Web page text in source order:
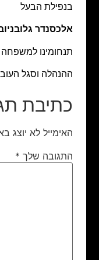
בנפילת הבעל
אלכסנדר
תנחומינו למשפחה
ההנהלה וסגל
כתיבת
האימייל לא יוצג
התגובה שלך *